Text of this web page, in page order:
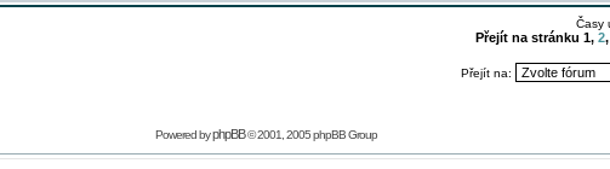
Časy
Přejít na stránku 1, 2,
Přejít na:
Powered byphpBB© 2001, 2005 phpBB Group